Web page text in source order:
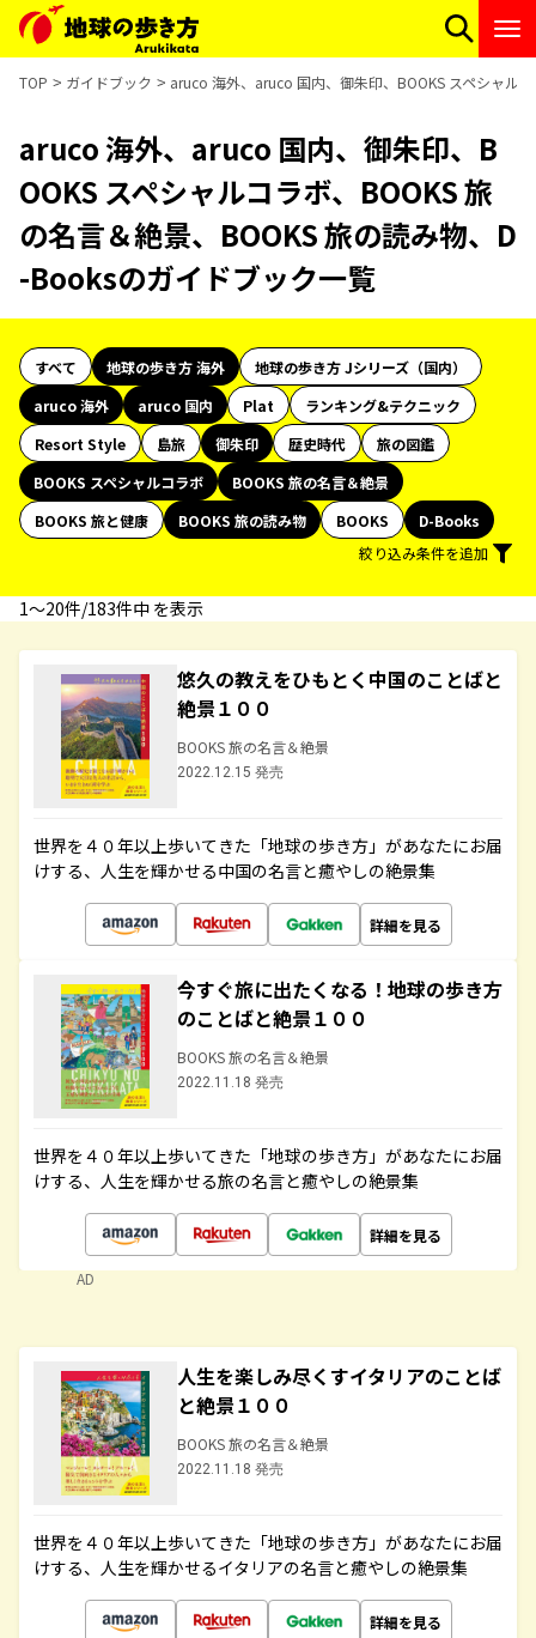
TOP ガイドブック aruco 海外、aruco 国内、御朱印、BOOKS スペシャル
aruco 海外、aruco 国内、御朱印、B
OOKS スペシャルコラボ、BOOKS 旅
の名言＆絶景、BOOKS 旅の読み物、D
-Booksのガイドブック一覧
すべて 地球の歩き方 海外
地球の歩き方 Jシリーズ（国内）
aruco 海外
aruco 国内 Plat
ランキング&テクニック
Resort Style
島旅 御朱印 歴史時代
旅の図鑑
BOOKS スペシャルコラボ
BOOKS 旅の名言＆絶景
BOOKS 旅と健康
BOOKS 旅の読み物 BOOKS
D-Books
絞り込み条件を追加
1〜20件/183件中 を表示
悠久の教えをひもとく中国のことばと
絶景１００
BOOKS 旅の名言＆絶景
2022.12.15 発売
世界を４０年以上歩いてきた「地球の歩き方」があなたにお届
けする、人生を輝かせる中国の名言と癒やしの絶景集
詳細を見る
今すぐ旅に出たくなる！地球の歩き方
のことばと絶景１００
BOOKS 旅の名言＆絶景
2022.11.18 発売
世界を４０年以上歩いてきた「地球の歩き方」があなたにお届
けする、人生を輝かせる旅の名言と癒やしの絶景集
詳細を見る
AD
人生を楽しみ尽くすイタリアのことば
と絶景１００
BOOKS 旅の名言＆絶景
2022.11.18 発売
世界を４０年以上歩いてきた「地球の歩き方」があなたにお届
けする、人生を輝かせるイタリアの名言と癒やしの絶景集
詳細を見る